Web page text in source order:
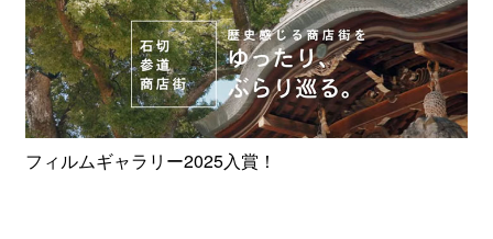
フィルムギャラリー2025入賞！